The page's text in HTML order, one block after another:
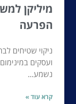
מיליקן
הפרעה
ניקוי שטיחים
ועסקים
נשמע...
קרא עוד »